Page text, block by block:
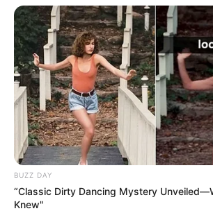
BUZZ DAY
“Classic Dirty Dancing Mystery
Knew"